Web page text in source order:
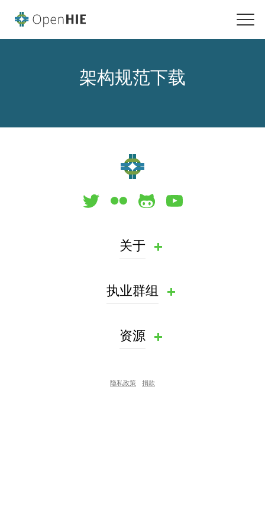
架构规范下载
关于
执业群组
资源
隐私政策 捐款